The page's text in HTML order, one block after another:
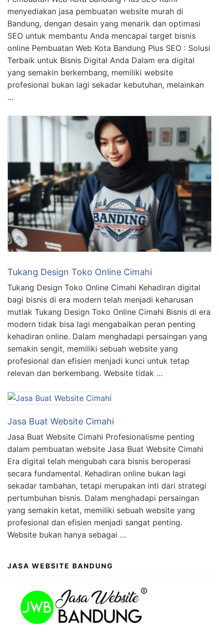
menyediakan jasa pembuatan website murah di
Bandung, dengan desain yang menarik dan optimasi
SEO untuk membantu Anda mencapai target bisnis
online Pembuatan Web Kota Bandung Plus SEO : Solusi
Terbaik untuk Bisnis Digital Anda Dalam era digital
yang semakin berkembang, memiliki website
profesional bukan lagi sekadar kebutuhan, melainkan
…
Tukang Design Toko Online Cimahi
Tukang Design Toko Online Cimahi Kehadiran digital
bagi bisnis di era modern telah menjadi keharusan
mutlak Tukang Design Toko Online Cimahi Bisnis di era
modern tidak bisa lagi mengabaikan peran penting
kehadiran online. Dalam menghadapi persaingan yang
semakin sengit, memiliki sebuah website yang
profesional dan efisien menjadi kunci untuk tetap
relevan dan berkembang. Website tidak …
Jasa Buat Website Cimahi
Jasa Buat Website Cimahi Profesionalisme penting
dalam pembuatan website Jasa Buat Website Cimahi
Era digital telah mengubah cara bisnis beroperasi
secara fundamental. Kehadiran online bukan lagi
sekadar tambahan, tetapi merupakan inti dari strategi
pertumbuhan bisnis. Dalam menghadapi persaingan
yang semakin ketat, memiliki sebuah website yang
profesional dan efisien menjadi sangat penting.
Website bukan hanya sebagai …
JASA WEBSITE BANDUNG